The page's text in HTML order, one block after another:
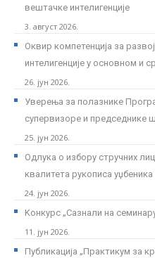
вештачке интелигенције
3. август 2026.
Оквир компетенција за
интелигенције у основном и
26. јун 2026.
Уверења за полазнике
супервизоре и председнике
25. јун 2026.
Одлука о избору стручних
квалитета рукописа уџбеника
24. јун 2026.
Kонкурс „Сазнали на
11. јун 2026.
Публикација „Практикум за